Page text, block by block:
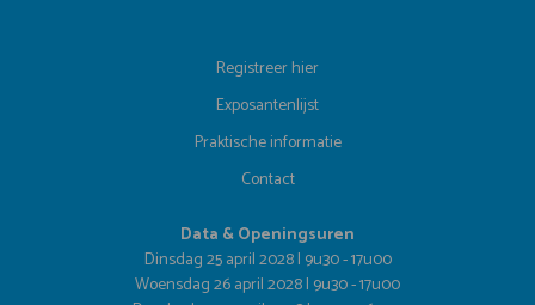
Registreer hier
Exposantenlijst
Praktische informatie
Contact
Data & Openingsuren
Dinsdag 25 april 2028 | 9u30 - 17u00
Woensdag 26 april 2028 | 9u30 - 17u00